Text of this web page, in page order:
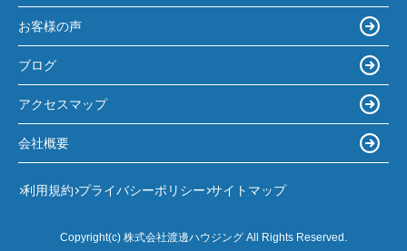
お客様の声
ブログ
アクセスマップ
会社概要
利用規約 プライバシーポリシー サイトマップ
Copyright(c) 株式会社渡邊ハウジング All Rights Reserved.